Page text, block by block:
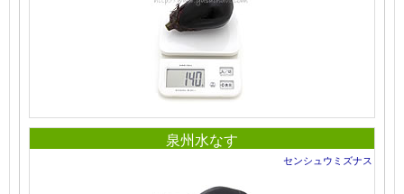
泉州水なす
センシュウミズナス